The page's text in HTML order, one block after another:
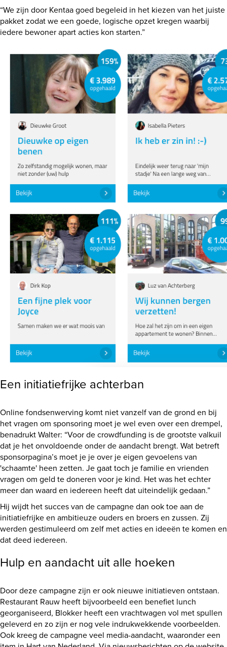
“We zijn door Kentaa goed begeleid in het kiezen van het juiste
pakket zodat we een goede, logische opzet kregen waarbij
iedere bewoner apart acties kon starten.”
Een initiatiefrijke achterban
Online fondsenwerving komt niet vanzelf van de grond en bij
het vragen om sponsoring moet je wel even over een drempel,
benadrukt Walter: “Voor de crowdfunding is de grootste valkuil
dat je het onvoldoende onder de aandacht brengt. Wat betreft
sponsorpagina’s moet je je over je eigen gevoelens van
'schaamte' heen zetten. Je gaat toch je familie en vrienden
vragen om geld te doneren voor je kind. Het was het echter
meer dan waard en iedereen heeft dat uiteindelijk gedaan.”
Hij wijdt het succes van de campagne dan ook toe aan de
initiatiefrijke en ambitieuze ouders en broers en zussen. Zij
werden gestimuleerd om zelf met acties en ideeën te komen en
dat deed iedereen.
Hulp en aandacht uit alle hoeken
Door deze campagne zijn er ook nieuwe initiatieven ontstaan.
Restaurant Rauw heeft bijvoorbeeld een benefiet lunch
georganiseerd, Blokker heeft een vrachtwagen vol met spullen
geleverd en zo zijn er nog vele indrukwekkende voorbeelden.
Ook kreeg de campagne veel media-aandacht, waaronder een